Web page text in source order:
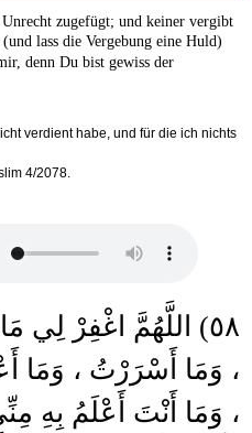
zugefügt; und keiner vergibt
lass die Vergebung eine Huld)
denn Du bist gewiss der
verdient habe, und für die ich nichts
4/2078.
٥٨) اللَّهُمَّ اغْفِرْ
، وَمَا أَسْرَرْتُ ، وَمَا
، وَمَا أَنْتَ أَعْلَمُ بِهِ